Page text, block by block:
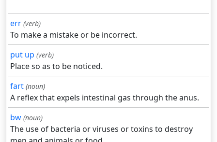
err (verb)
To make a mistake or be incorrect.
put up (verb)
Place so as to be noticed.
fart (noun)
A reflex that expels intestinal gas through the anus.
bw (noun)
The use of bacteria or viruses or toxins to destroy